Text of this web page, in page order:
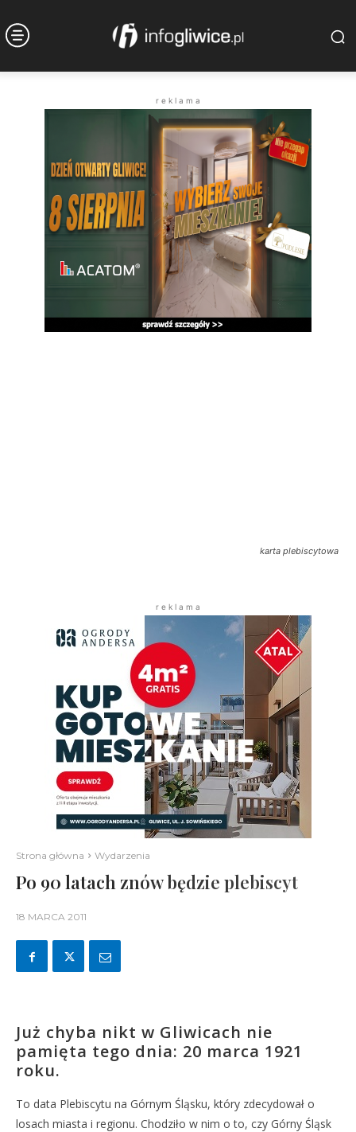
r e k l a m a
karta plebiscytowa
r e k l a m a
Strona główna Wydarzenia
Po 90 latach znów będzie plebiscyt
18 MARCA 2011
Już chyba nikt w Gliwicach nie
pamięta tego dnia: 20 marca 1921
roku.
To data Plebiscytu na Górnym Śląsku, który zdecydował o
losach miasta i regionu. Chodziło w nim o to, czy Górny Śląsk